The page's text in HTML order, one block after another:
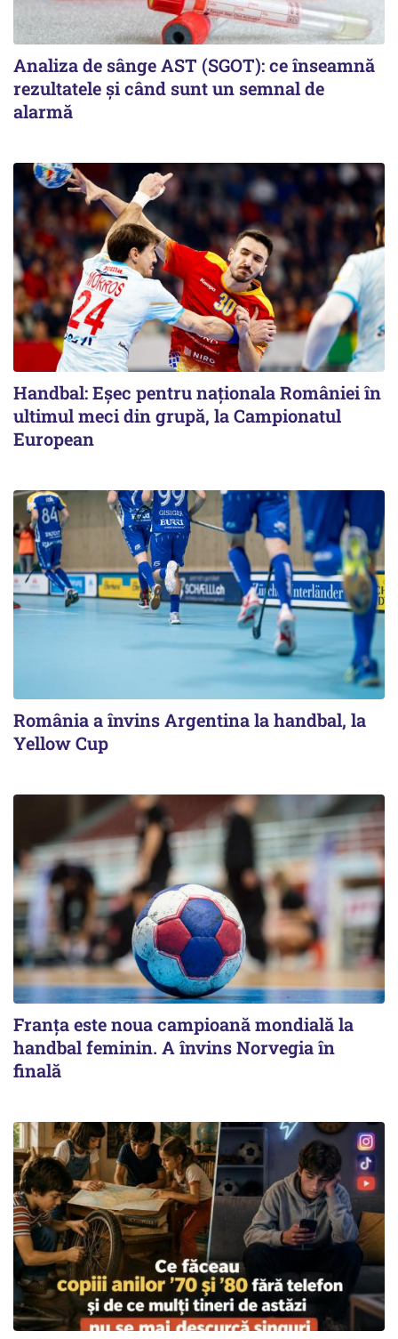
Analiza de sânge AST (SGOT): ce înseamnă
rezultatele și când sunt un semnal de
alarmă
Handbal: Eșec pentru naționala României în
ultimul meci din grupă, la Campionatul
European
România a învins Argentina la handbal, la
Yellow Cup
Franța este noua campioană mondială la
handbal feminin. A învins Norvegia în
finală